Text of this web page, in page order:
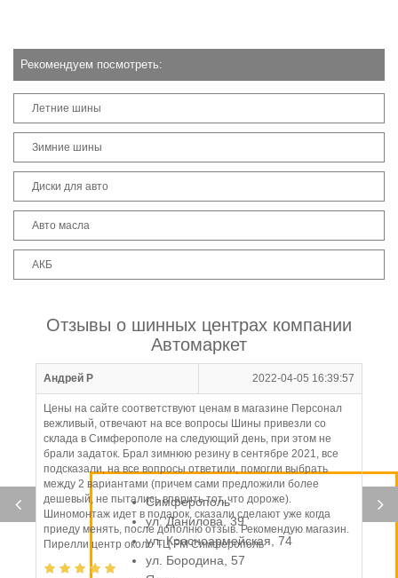
Рекомендуем посмотреть:
Летние шины
Зимние шины
Диски для авто
Авто масла
АКБ
Отзывы о шинных центрах компании
Автомаркет
Андрей Р 2022-04-05 16:39:57
Цены на сайте соответствуют ценам в магазине Персонал
вежливый, отвечают на все вопросы Шины привезли со
склада в Симферополе на следующий день, при этом не
брали задаток. Брал зимнюю резину в сентябре 2021, все
подсказали, на все вопросы ответили, помогли выбрать
между 2 вариантами (причем сами предложили более
дешевый, не пытались впарить тот, что дороже).
Шиномонтаж идет в подарок, сказали сделают уже когда
приеду менять, после дополню отзыв. Рекомендую магазин.
Пирелли центр около ТЦ FM Симферополь
Симферополь
ул. Данилова, 39
ул. Красноармейская, 74
ул. Бородина, 57